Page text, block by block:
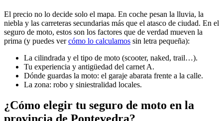
El precio no lo decide solo el mapa. En coche pesan la lluvia, la
niebla y las carreteras secundarias más que el atasco de ciudad. En el
seguro de moto, estos son los factores que de verdad mueven la
prima (y puedes vercómo lo calculamos sin letra pequeña):
La cilindrada y el tipo de moto (scooter, naked, trail…).
Tu experiencia y antigüedad del carnet A.
Dónde guardas la moto: el garaje abarata frente a la calle.
La zona: robo y siniestralidad locales.
¿Cómo elegir tu seguro de moto en la